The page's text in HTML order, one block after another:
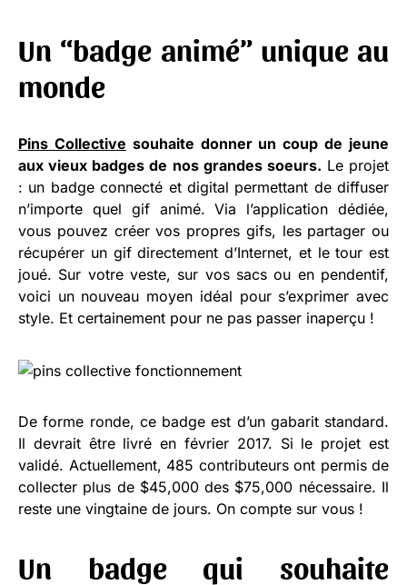
Un “badge animé” unique au
monde
Pins Collective souhaite donner un coup de jeune
aux vieux badges de nos grandes soeurs. Le projet
: un badge connecté et digital permettant de diffuser
n’importe quel gif animé. Via l’application dédiée,
vous pouvez créer vos propres gifs, les partager ou
récupérer un gif directement d’Internet, et le tour est
joué. Sur votre veste, sur vos sacs ou en pendentif,
voici un nouveau moyen idéal pour s’exprimer avec
style. Et certainement pour ne pas passer inaperçu !
De forme ronde, ce badge est d’un gabarit standard.
Il devrait être livré en février 2017. Si le projet est
validé. Actuellement, 485 contributeurs ont permis de
collecter plus de $45,000 des $75,000 nécessaire. Il
reste une vingtaine de jours. On compte sur vous !
Un badge qui souhaite